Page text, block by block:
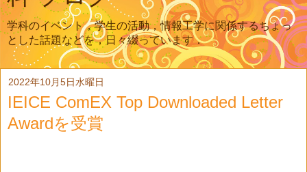
学科のイベント，学生の活動，情報工学に関係するちょっ
とした話題などを，日々綴っています．
2022年10月5日水曜日
IEICE ComEX Top Downloaded Letter
Awardを受賞